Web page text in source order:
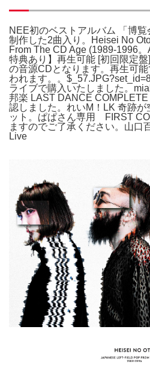
NEE初のベストアルバム 「博
制作した2曲入り。Heisei No
From The CD Age (1989-1996
特典あり】再生可能 [初回限定
の音源CDとなります。再生可
われます。。
ライブで購入いたしました。
邦楽 LAST DANCE
認しました。れいM！LK 奇跡
ット。ぱぱさん専用 FIRST
ますのでご了承ください。山口
Live